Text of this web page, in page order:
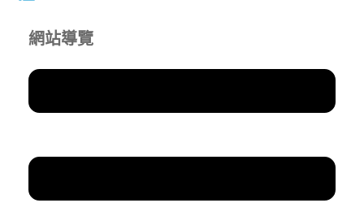
網站導覽